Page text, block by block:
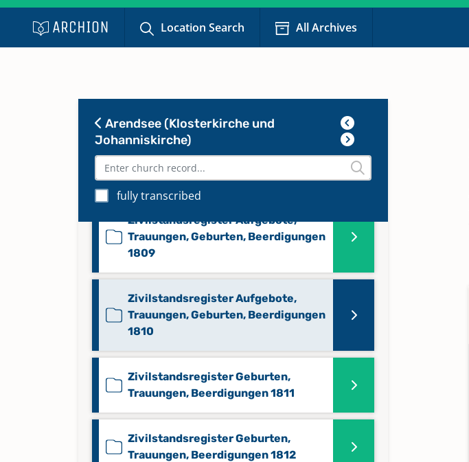
Location Search All Archives
Arendsee (Klosterkirche und
Johanniskirche)
fully transcribed
Trauungen, Taufen, Beerdigungen
1801-1818
Zivilstandsregister Aufgebote 1812
Zivilstandsregister Aufgebote,
Trauungen, Geburten, Beerdigungen
1808
Zivilstandsregister Aufgebote,
Trauungen, Geburten, Beerdigungen
1809
Zivilstandsregister Aufgebote,
Trauungen, Geburten, Beerdigungen
1810
Zivilstandsregister Geburten,
Trauungen, Beerdigungen 1811
Zivilstandsregister Geburten,
Trauungen, Beerdigungen 1812